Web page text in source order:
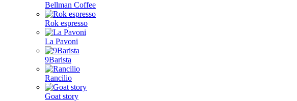
Bellman Coffee
Rok espresso
La Pavoni
9Barista
Rancilio
Goat story